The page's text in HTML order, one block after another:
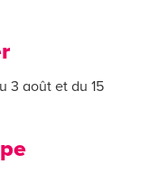
3 août et du 15